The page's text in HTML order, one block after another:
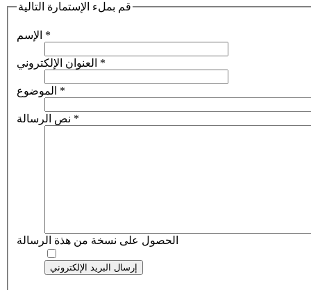
قم بملء الإستمارة التالية
الإسم *
العنوان الإلكتروني *
الموضوع *
نص الرسالة *
الحصول على نسخة من هذة الرسالة
إرسال البريد الإلكتروني